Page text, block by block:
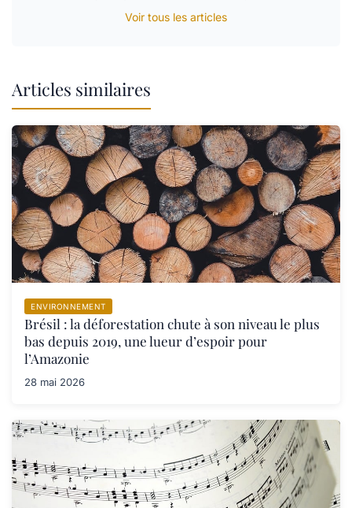
Voir tous les articles
Articles similaires
ENVIRONNEMENT
Brésil : la déforestation chute à son niveau le plus
bas depuis 2019, une lueur d’espoir pour
l’Amazonie
28 mai 2026